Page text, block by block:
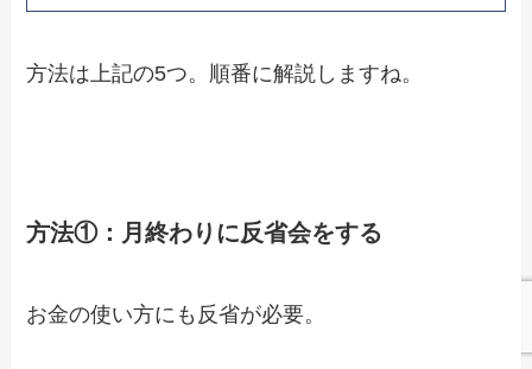
方法は上記の5つ。順番に解説しますね。
方法①：月終わりに反省会をする
お金の使い方にも反省が必要。